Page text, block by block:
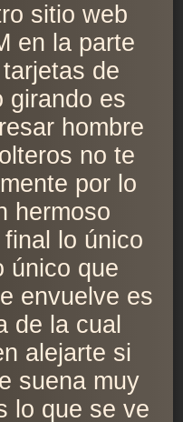
sitio web
en la parte
de
girando es
hombre
no te
por lo
hermoso
lo único
único que
envuelve es
de la cual
alejarte si
suena muy
lo que se ve